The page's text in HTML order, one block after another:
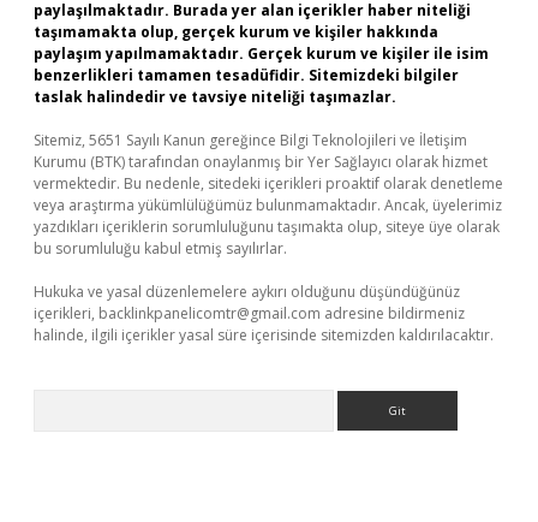
paylaşılmaktadır. Burada yer alan içerikler haber niteliği
taşımamakta olup, gerçek kurum ve kişiler hakkında
paylaşım yapılmamaktadır. Gerçek kurum ve kişiler ile isim
benzerlikleri tamamen tesadüfidir. Sitemizdeki bilgiler
taslak halindedir ve tavsiye niteliği taşımazlar.
Sitemiz, 5651 Sayılı Kanun gereğince Bilgi Teknolojileri ve İletişim
Kurumu (BTK) tarafından onaylanmış bir Yer Sağlayıcı olarak hizmet
vermektedir. Bu nedenle, sitedeki içerikleri proaktif olarak denetleme
veya araştırma yükümlülüğümüz bulunmamaktadır. Ancak, üyelerimiz
yazdıkları içeriklerin sorumluluğunu taşımakta olup, siteye üye olarak
bu sorumluluğu kabul etmiş sayılırlar.
Hukuka ve yasal düzenlemelere aykırı olduğunu düşündüğünüz
içerikleri, backlinkpanelicomtr@gmail.com adresine bildirmeniz
halinde, ilgili içerikler yasal süre içerisinde sitemizden kaldırılacaktır.